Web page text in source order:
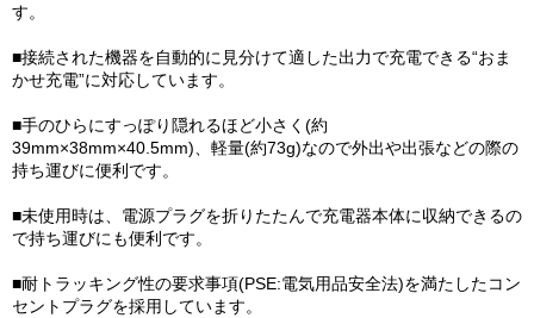
す。
■接続された機器を自動的に見分けて適した出力で充電できる“おま
かせ充電”に対応しています。
■手のひらにすっぽり隠れるほど小さく(約
39mm×38mm×40.5mm)、軽量(約73g)なので外出や出張などの際の
持ち運びに便利です。
■未使用時は、電源プラグを折りたたんで充電器本体に収納できるの
で持ち運びにも便利です。
■耐トラッキング性の要求事項(PSE:電気用品安全法)を満たしたコン
セントプラグを採用しています。